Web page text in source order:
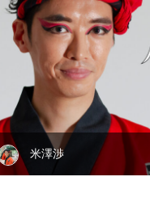
米澤渉